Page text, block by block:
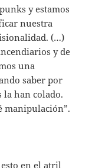
y estamos
nuestra
(…)
y de
una
saber por
la han colado.
manipulación”.
en el atril